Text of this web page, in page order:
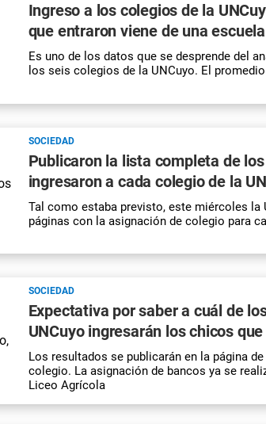
Ingreso a los colegios de la
que entraron viene de una
Es uno de los datos que se desprende del
los seis colegios de la UNCuyo. El
SOCIEDAD
Publicaron la lista completa de
ingresaron a cada colegio de la
Tal como estaba previsto, este miércoles la
páginas con la asignación de colegio para
SOCIEDAD
Expectativa por saber a cuál de
UNCuyo ingresarán los chicos
Los resultados se publicarán en la página
colegio. La asignación de bancos ya se
Liceo Agrícola